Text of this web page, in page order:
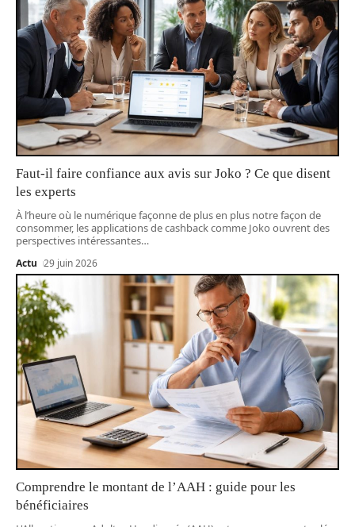
Faut-il faire confiance aux avis sur Joko ? Ce que disent
les experts
À l’heure où le numérique façonne de plus en plus notre façon de
consommer, les applications de cashback comme Joko ouvrent des
perspectives intéressantes…
Actu 29 juin 2026
Comprendre le montant de l’AAH : guide pour les
bénéficiaires